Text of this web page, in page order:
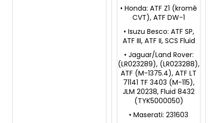
• Honda: ATF Z1 (kromě
CVT), ATF DW-1
• Isuzu Besco: ATF SP,
ATF III, ATF II, SCS Fluid
• Jaguar/Land Rover:
(LR023289), (LR023288),
ATF (M-1375.4), ATF LT
71141 TF 3403 (M-115),
JLM 20238, Fluid 8432
(TYK5000050)
• Maserati: 231603